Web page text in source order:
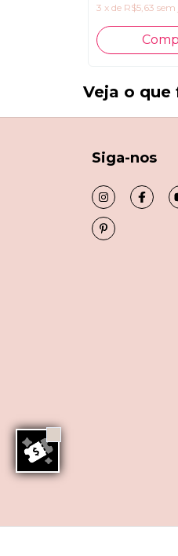
3 x de R$5,63 sem
Veja o que
Siga-nos
Copyright